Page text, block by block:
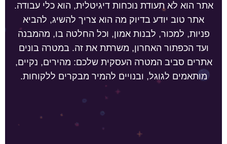
אתר הוא לא תעודת נוכחות דיגיטלית, הוא כלי עבודה.
אתר טוב יודע בדיוק מה הוא צריך להשיג, להביא
פניות, למכור, לבנות אמון, וכל החלטה בו, מהמבנה
ועד הכפתור האחרון, משרתת את זה. במטרה בונים
אתרים סביב המטרה העסקית שלכם: מהירים, נקיים,
מותאמים לגוגל, ובנויים להמיר מבקרים ללקוחות.